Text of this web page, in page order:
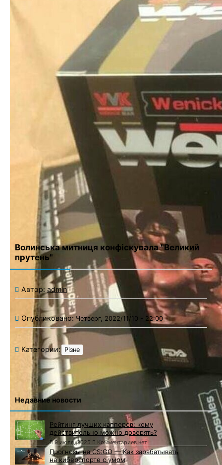
Ваш адрес email не будет опубликован.
Обязательные
Сайт
Сохранить моё имя, email и адрес сайта в этом браузере для
последующих моих комментариев.
Волинська митниця конфіскувала "Великий
прутень"
Автор: admin
Опубликовано: Четверг, 2022/11/10 - 22:00
Категории: Різне
Недавние новости
Рейтинг лучших капперов: кому
действительно можно доверять?
9 июля, 2025 Комментариев нет
Прогнозы на CS:GO — Как зарабатывать
на киберспорте с умом